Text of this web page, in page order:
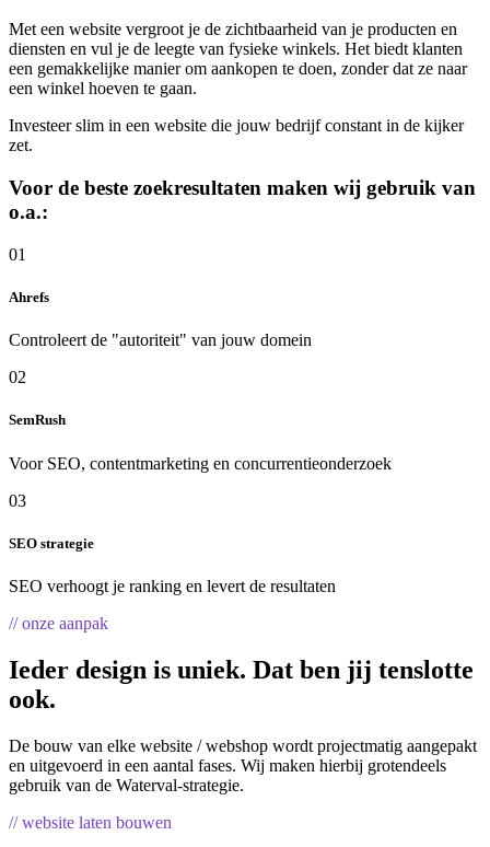
Met een website vergroot je de zichtbaarheid van je producten en
diensten en vul je de leegte van fysieke winkels. Het biedt klanten
een gemakkelijke manier om aankopen te doen, zonder dat ze naar
een winkel hoeven te gaan.
Investeer slim in een website die jouw bedrijf constant in de kijker
zet.
Voor de beste zoekresultaten maken wij gebruik van
o.a.:
01
Ahrefs
Controleert de "autoriteit" van jouw domein
02
SemRush
Voor SEO, contentmarketing en concurrentieonderzoek
03
SEO strategie
SEO verhoogt je ranking en levert de resultaten
// onze aanpak
Ieder design is uniek. Dat ben jij tenslotte
ook.
De bouw van elke website / webshop wordt projectmatig aangepakt
en uitgevoerd in een aantal fases. Wij maken hierbij grotendeels
gebruik van de Waterval-strategie.
// website laten bouwen